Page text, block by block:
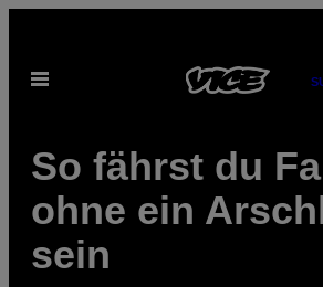
content
Open
So fährst du
ohne ein
sein